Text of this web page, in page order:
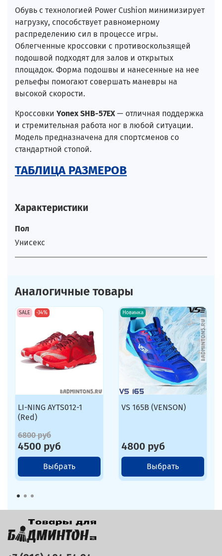
Обувь с технологией Power Cushion минимизирует
нагрузку, способствует равномерному
распределению сил в процессе игры.
Облегченные кроссовки с противоскользящей
подошвой подходят для залов и открытых
площадок. Форма подошвы и нанесенные на нее
рельефы помогают совершать маневры на
высокой скорости.
Кроссовки Yonex SHB-57EX— отличная поддержка
и стремительная работа ног в любой ситуации.
Модель предназначена для спортсменов со
стандартной стопой.
ТАБЛИЦА РАЗМЕРОВ
Характеристики
Пол
Унисекс
Аналогичные товары
SALE -34%
LI-NING AYTS012-1
(Red)
6800 руб
4500 руб
Выбрать
Новинка
VS 165B (VENSON)
4800 руб
Выбрать